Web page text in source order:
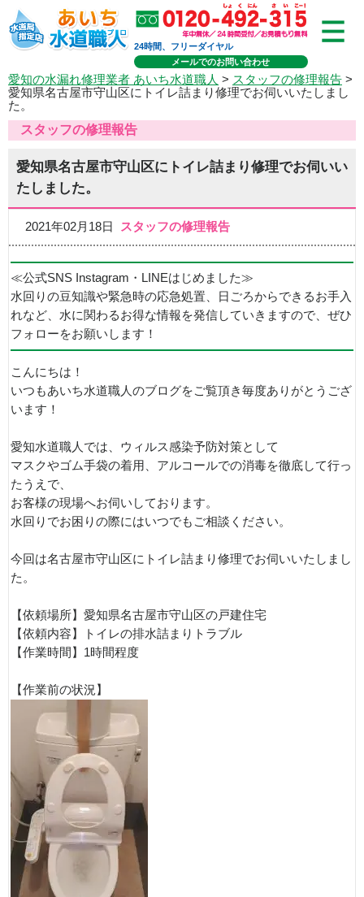
24時間、フリーダイヤル
メールでのお問い合わせ
愛知の水漏れ修理業者 あいち水道職人 > スタッフの修理報告 >
愛知県名古屋市守山区にトイレ詰まり修理でお伺いいたしまし
た。
スタッフの修理報告
愛知県名古屋市守山区にトイレ詰まり修理でお伺いい
たしました。
2021年02月18日 スタッフの修理報告
≪公式SNS Instagram・LINEはじめました≫
水回りの豆知識や緊急時の応急処置、日ごろからできるお手入
れなど、水に関わるお得な情報を発信していきますので、ぜひ
フォローをお願いします！
こんにちは！
いつもあいち水道職人のブログをご覧頂き毎度ありがとうござ
います！
愛知水道職人では、ウィルス感染予防対策として
マスクやゴム手袋の着用、アルコールでの消毒を徹底して行っ
たうえで、
お客様の現場へお伺いしております。
水回りでお困りの際にはいつでもご相談ください。
今回は名古屋市守山区にトイレ詰まり修理でお伺いいたしまし
た。
【依頼場所】愛知県名古屋市守山区の戸建住宅
【依頼内容】トイレの排水詰まりトラブル
【作業時間】1時間程度
【作業前の状況】